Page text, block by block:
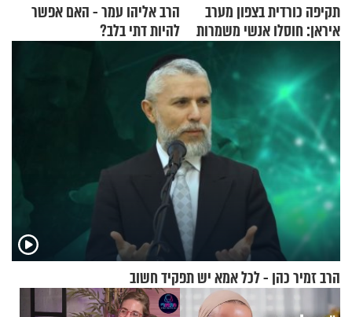
תקיפה כורדית בצפון מערב
איראן: חוסלו אנשי משמרות
הרב אליהו עמר - האם אפשר
להיות דתי בלב?
הרב זמיר כהן - לכל אמא יש תפקיד חשוב